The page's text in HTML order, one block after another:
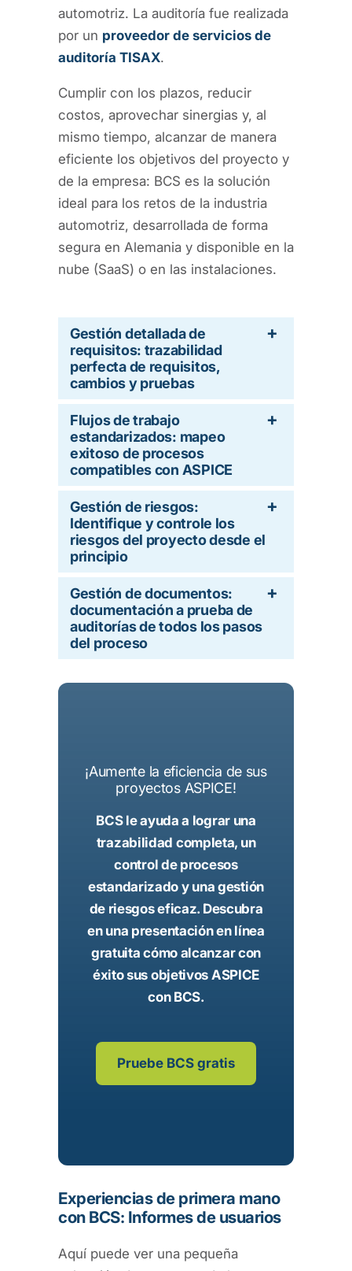
automotriz. La auditoría fue realizada
por un proveedor de servicios de
auditoría TISAX.
Cumplir con los plazos, reducir
costos, aprovechar sinergias y, al
mismo tiempo, alcanzar de manera
eficiente los objetivos del proyecto y
de la empresa: BCS es la solución
ideal para los retos de la industria
automotriz, desarrollada de forma
segura en Alemania y disponible en la
nube (SaaS) o en las instalaciones.
Gestión detallada de
requisitos: trazabilidad
perfecta de requisitos,
cambios y pruebas
Flujos de trabajo
estandarizados: mapeo
exitoso de procesos
compatibles con ASPICE
Gestión de riesgos:
Identifique y controle los
riesgos del proyecto desde el
principio
Gestión de documentos:
documentación a prueba de
auditorías de todos los pasos
del proceso
¡Aumente la eficiencia de sus
proyectos ASPICE!
BCS le ayuda a lograr una
trazabilidad completa, un
control de procesos
estandarizado y una gestión
de riesgos eficaz. Descubra
en una presentación en línea
gratuita cómo alcanzar con
éxito sus objetivos ASPICE
con BCS.
Pruebe BCS gratis
Experiencias de primera mano
con BCS: Informes de usuarios
Aquí puede ver una pequeña